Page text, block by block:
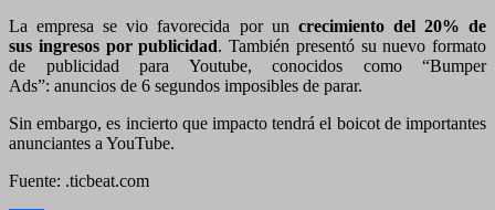
La empresa se vio favorecida por un crecimiento del 20% de
sus ingresos por publicidad. También presentó su nuevo formato
de publicidad para Youtube, conocidos como “Bumper
Ads”: anuncios de 6 segundos imposibles de parar.
Sin embargo, es incierto que impacto tendrá el boicot de importantes
anunciantes a YouTube.
Fuente: .ticbeat.com